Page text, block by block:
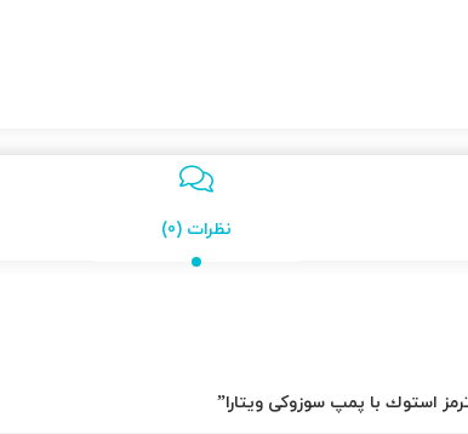
نظرات (0)
استوك با پمپ سوزوکی ویتارا”